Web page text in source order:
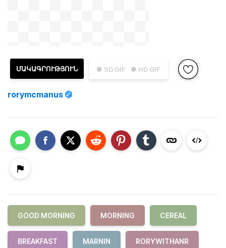
● SD GIF ● HD GIF
ՄԱԿԱԳՐՈՒԹՅՈՒՆ
rorymcmanus
GOOD MORNING MORNING CEREAL
BREAKFAST MARNIN RORYWITHANR